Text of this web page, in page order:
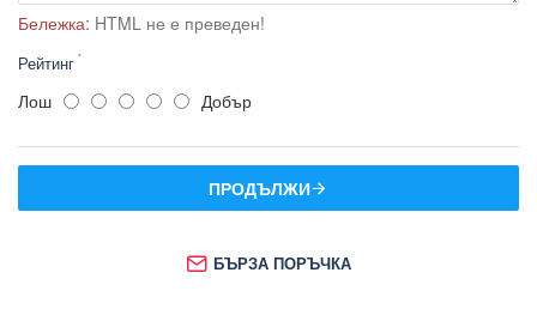
Бележка: HTML не е преведен!
Рейтинг
Лош Добър
ПРОДЪЛЖИ
БЪРЗА ПОРЪЧКА